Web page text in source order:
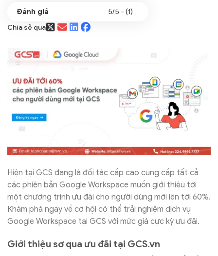
5/5 - (1)
Chia sẻ qua
Hiện tại GCS đang là đối tác cấp cao cung cấp tất cả
các phiên bản Google Workspace muốn giới thiệu tới
một chương trình ưu đãi cho người dùng mới lên tới 60%.
Khám phá ngay về cơ hội có thể trải nghiệm dịch vụ
Google Workspace tại GCS với mức giá cực kỳ ưu đãi.
Giới thiệu sơ qua ưu đãi tại GCS.vn